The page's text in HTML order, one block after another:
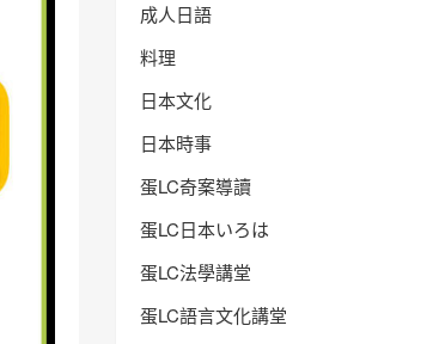
成人日語
料理
日本文化
日本時事
蛋LC奇案導讀
蛋LC日本いろは
蛋LC法學講堂
蛋LC語言文化講堂